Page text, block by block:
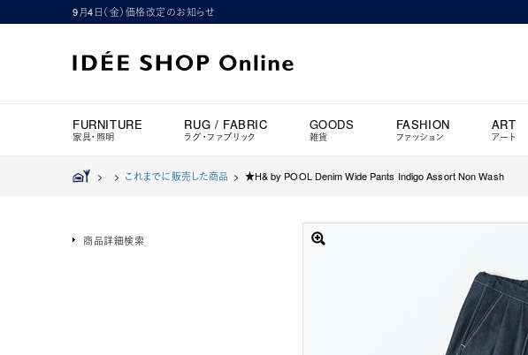
9月4日（金）価格改定のお知らせ
FURNITURE
家具・照明
RUG / FABRIC
ラグ・ファブリック
GOODS
雑貨
FASHION
ファッション
ART
アート
> > これまでに販売した商品 > ★H& by POOL Denim Wide Pants Indigo Assort Non Wash
商品詳細検索